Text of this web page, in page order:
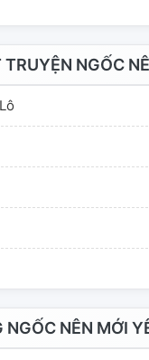
NGỐC
NÊN MỚI